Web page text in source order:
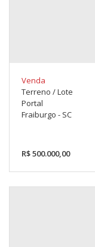
Venda
Terreno / Lote
Portal
Fraiburgo - SC
R$ 500.000,00